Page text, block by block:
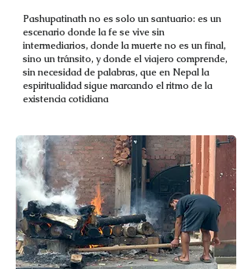
Pashupatinath no es solo un santuario: es un
escenario donde la fe se vive sin
intermediarios, donde la muerte no es un final,
sino un tránsito, y donde el viajero comprende,
sin necesidad de palabras, que en Nepal la
espiritualidad sigue marcando el ritmo de la
existencia cotidiana